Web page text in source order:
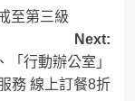
至第三級
Next:
行動辦公室」
務 線上訂餐8折